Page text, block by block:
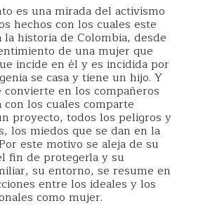
es una mirada del activismo
hechos con los cuales este
historia de Colombia, desde
de una mujer que
incide en él y es incidida por
se casa y tiene un hijo. Y
en los compañeros
los cuales comparte
proyecto, todos los peligros y
los miedos que se dan en la
este motivo se aleja de su
fin de protegerla y su
su entorno, se resume en
entre los ideales y los
como mujer.